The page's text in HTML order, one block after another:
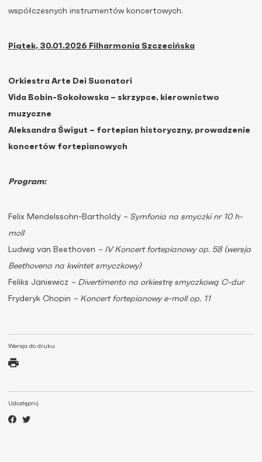
Wersja do druku
Udostępnij
współczesnych instrumentów koncertowych.
Piątek, 30.01.2026 Filharmonia Szczecińska
Orkiestra Arte Dei Suonatori
Vida Bobin-Sokołowska – skrzypce, kierownictwo
muzyczne
Aleksandra Świgut – fortepian historyczny, prowadzenie
koncertów fortepianowych
Program:
Felix Mendelssohn-Bartholdy– Symfonia na smyczki nr 10 h-
moll
Ludwig van Beethoven – IV Koncert fortepianowy op. 58 (wersja
Beethovena na kwintet smyczkowy)
Feliks Janiewicz – Divertimento na orkiestrę smyczkową C-dur
Fryderyk Chopin – Koncert fortepianowy e-moll op. 11